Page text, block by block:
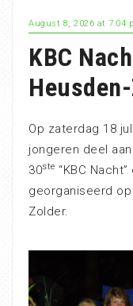
August 8, 2026 at 7:04
KBC
Op zaterdag 18
jongeren deel
30ste “KBC
georganiseerd
Zolder.